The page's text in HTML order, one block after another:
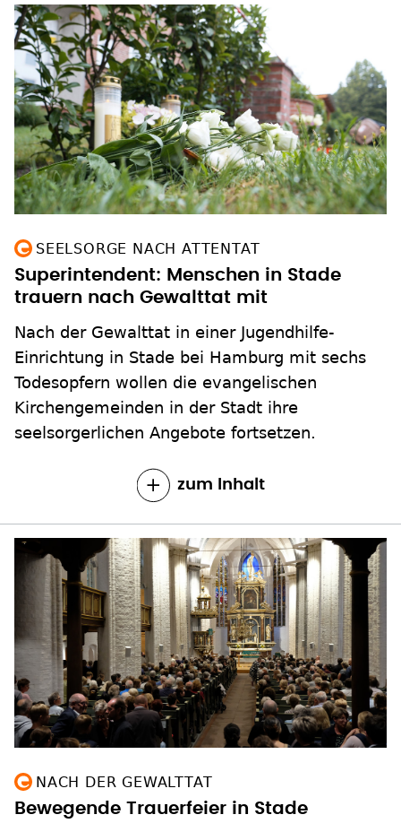
SEELSORGE NACH ATTENTAT
Superintendent: Menschen in Stade
trauern nach Gewalttat mit
Nach der Gewalttat in einer Jugendhilfe-
Einrichtung in Stade bei Hamburg mit sechs
Todesopfern wollen die evangelischen
Kirchengemeinden in der Stadt ihre
seelsorgerlichen Angebote fortsetzen.
zum Inhalt
NACH DER GEWALTTAT
Bewegende Trauerfeier in Stade